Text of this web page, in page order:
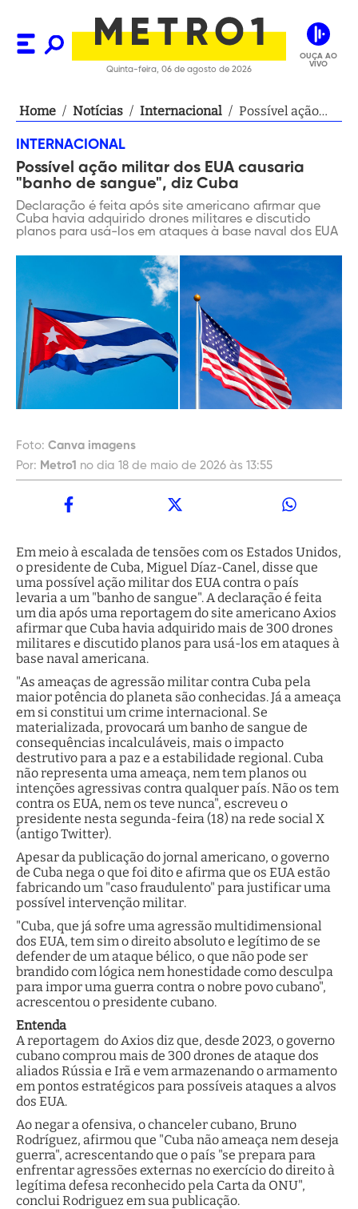
Quinta-feira, 06 de agosto de 2026
OUÇA AO
VIVO
Home / Notícias / Internacional / Possível ação
de sangue", diz
INTERNACIONAL
Possível ação militar dos EUA causaria
"banho de sangue", diz Cuba
Declaração é feita após site americano afirmar que
Cuba havia adquirido drones militares e discutido
planos para usá-los em ataques à base naval dos EUA
Foto: Canva imagens
Por: Metro1 no dia 18 de maio de 2026 às 13:55
Em meio à escalada de tensões com os Estados Unidos,
o presidente de Cuba, Miguel Díaz-Canel, disse que
uma possível ação militar dos EUA contra o país
levaria a um "banho de sangue". A declaração é feita
um dia após uma reportagem do site americano Axios
afirmar que Cuba havia adquirido mais de 300 drones
militares e discutido planos para usá-los em ataques à
base naval americana.
"As ameaças de agressão militar contra Cuba pela
maior potência do planeta são conhecidas. Já a ameaça
em si constitui um crime internacional. Se
materializada, provocará um banho de sangue de
consequências incalculáveis, mais o impacto
destrutivo para a paz e a estabilidade regional. Cuba
não representa uma ameaça, nem tem planos ou
intenções agressivas contra qualquer país. Não os tem
contra os EUA, nem os teve nunca", escreveu o
presidente nesta segunda-feira (18) na rede social X
(antigo Twitter).
Apesar da publicação do jornal americano, o governo
de Cuba nega o que foi dito e afirma que os EUA estão
fabricando um "caso fraudulento" para justificar uma
possível intervenção militar.
"Cuba, que já sofre uma agressão multidimensional
dos EUA, tem sim o direito absoluto e legítimo de se
defender de um ataque bélico, o que não pode ser
brandido com lógica nem honestidade como desculpa
para impor uma guerra contra o nobre povo cubano",
acrescentou o presidente cubano.
Entenda
A reportagem do Axios diz que, desde 2023, o governo
cubano comprou mais de 300 drones de ataque dos
aliados Rússia e Irã e vem armazenando o armamento
em pontos estratégicos para possíveis ataques a alvos
dos EUA.
Ao negar a ofensiva, o chanceler cubano, Bruno
Rodríguez, afirmou que "Cuba não ameaça nem deseja
guerra", acrescentando que o país "se prepara para
enfrentar agressões externas no exercício do direito à
legítima defesa reconhecido pela Carta da ONU",
conclui Rodriguez em sua publicação.